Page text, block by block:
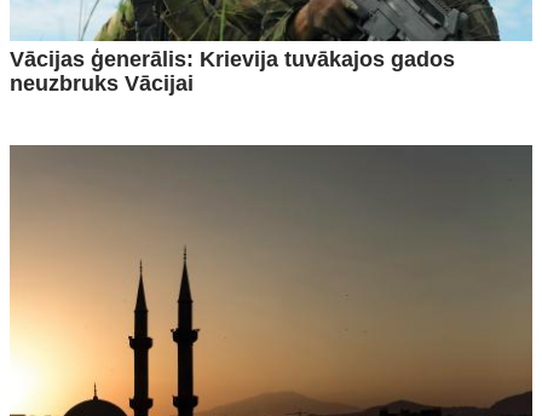
Vācijas ģenerālis: Krievija tuvākajos gados
neuzbruks Vācijai